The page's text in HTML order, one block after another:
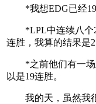
*我想EDG已经19
*LPL中连续八个2-
连胜，我算的结果是
*之前他们有一场上
以是19连胜。
我的天，虽然我很